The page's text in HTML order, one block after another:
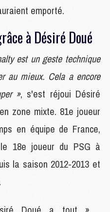
emporté.
à Désiré Doué
est un geste technique
au mieux. Cela a encore
», s'est réjoui Désiré
zone mixte. 81e joueur
en équipe de France,
18e joueur du PSG à
la saison 2012-2013 et